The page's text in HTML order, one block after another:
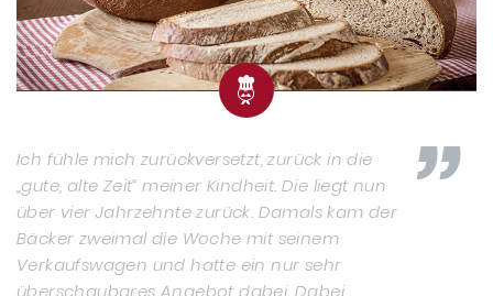
Ich fühle mich zurückversetzt, zurück in die
„gute, alte Zeit“ meiner Kindheit. Die liegt nun
über vier Jahrzehnte zurück. Damals kam der
Bäcker zweimal die Woche mit seinem
Verkaufswagen und hatte ein nur sehr
überschaubares Angebot dabei. Dabei